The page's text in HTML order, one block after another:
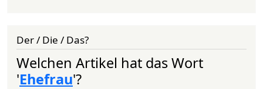
Der / Die / Das?
Welchen Artikel hat das Wort
'Ehefrau'?